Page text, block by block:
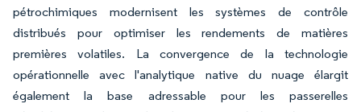
pétrochimiques modernisent les systèmes de contrôle
distribués pour optimiser les rendements de matières
premières volatiles. La convergence de la technologie
opérationnelle avec l'analytique native du nuage élargit
également la base adressable pour les passerelles